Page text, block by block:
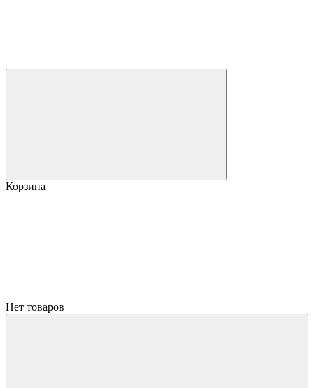
Корзина
Нет товаров